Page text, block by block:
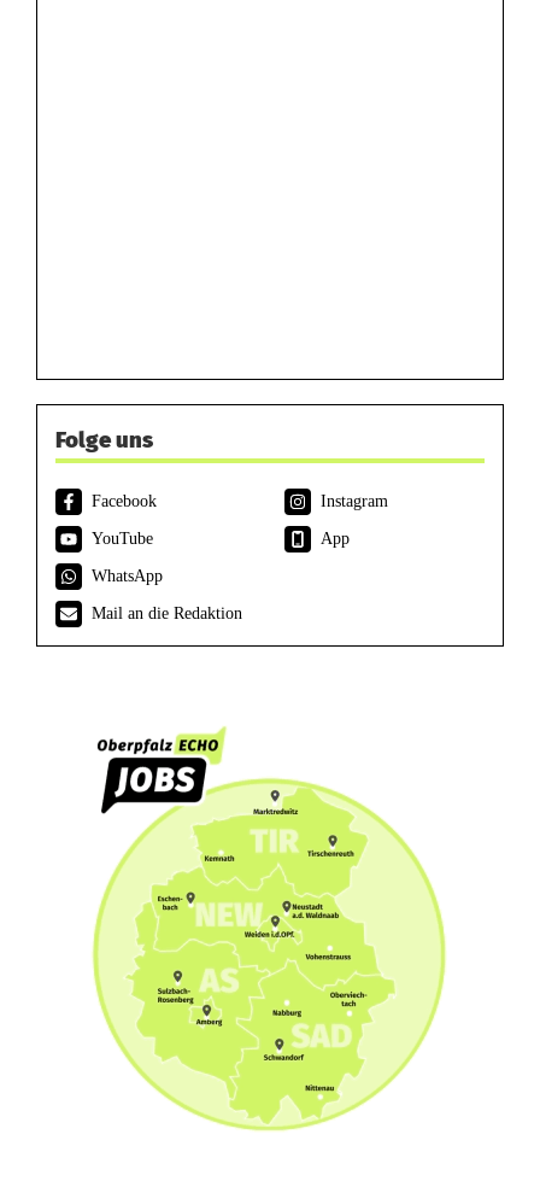
Folge uns
Facebook
Instagram
YouTube
App
WhatsApp
Mail an die Redaktion